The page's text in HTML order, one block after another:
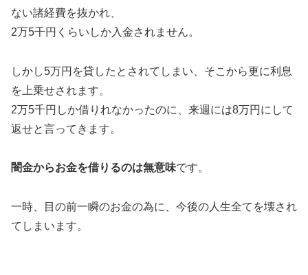
ない諸経費を抜かれ、
2万5千円くらいしか入金されません。
しかし5万円を貸したとされてしまい、そこから更に利息
を上乗せされます。
2万5千円しか借りれなかったのに、来週には8万円にして
返せと言ってきます。
闇金からお金を借りるのは無意味です。
一時、目の前一瞬のお金の為に、今後の人生全てを壊され
てしまいます。